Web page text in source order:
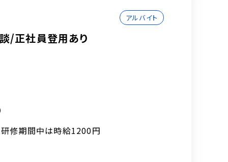
アルバイト
/正社員登用あり
修期間中は時給1200円